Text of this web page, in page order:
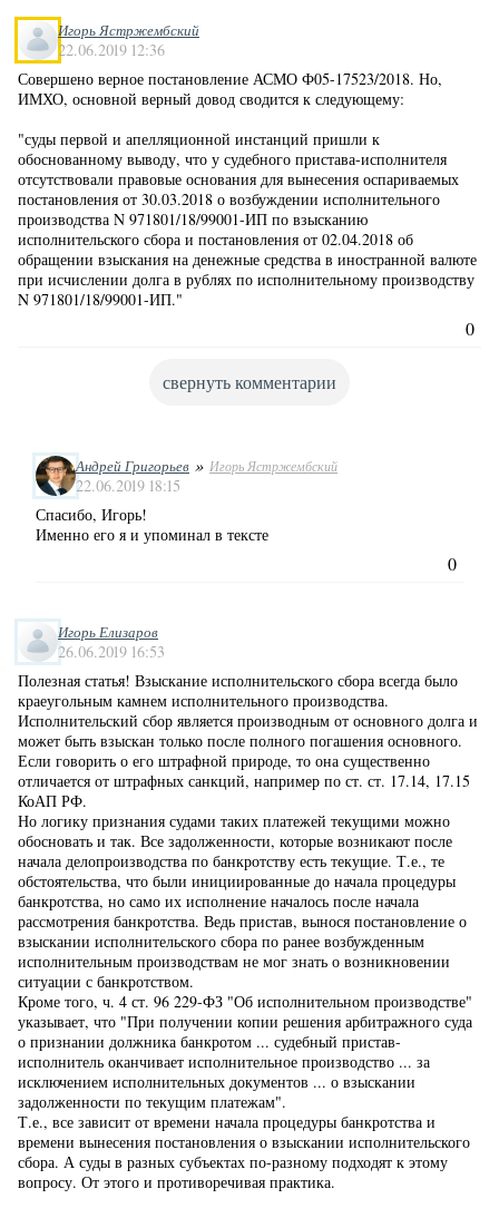
Игорь Ястржембский
22.06.2019 12:36
Совершено верное постановление АСМО Ф05-17523/2018. Но,
ИМХО, основной верный довод сводится к следующему:
"суды первой и апелляционной инстанций пришли к
обоснованному выводу, что у судебного пристава-исполнителя
отсутствовали правовые основания для вынесения оспариваемых
постановления от 30.03.2018 о возбуждении исполнительного
производства N 971801/18/99001-ИП по взысканию
исполнительского сбора и постановления от 02.04.2018 об
обращении взыскания на денежные средства в иностранной валюте
при исчислении долга в рублях по исполнительному производству
N 971801/18/99001-ИП."
0
свернуть комментарии
Андрей Григорьев » Игорь Ястржембский
22.06.2019 18:15
Спасибо, Игорь!
Именно его я и упоминал в тексте
0
Игорь Елизаров
26.06.2019 16:53
Полезная статья! Взыскание исполнительского сбора всегда было
краеугольным камнем исполнительного производства.
Исполнительский сбор является производным от основного долга и
может быть взыскан только после полного погашения основного.
Если говорить о его штрафной природе, то она существенно
отличается от штрафных санкций, например по ст. ст. 17.14, 17.15
КоАП РФ.
Но логику признания судами таких платежей текущими можно
обосновать и так. Все задолженности, которые возникают после
начала делопроизводства по банкротству есть текущие. Т.е., те
обстоятельства, что были инициированные до начала процедуры
банкротства, но само их исполнение началось после начала
рассмотрения банкротства. Ведь пристав, вынося постановление о
взыскании исполнительского сбора по ранее возбужденным
исполнительным производствам не мог знать о возникновении
ситуации с банкротством.
Кроме того, ч. 4 ст. 96 229-ФЗ "Об исполнительном производстве"
указывает, что "При получении копии решения арбитражного суда
о признании должника банкротом ... судебный пристав-
исполнитель оканчивает исполнительное производство ... за
исключением исполнительных документов ... о взыскании
задолженности по текущим платежам".
Т.е., все зависит от времени начала процедуры банкротства и
времени вынесения постановления о взыскании исполнительского
сбора. А суды в разных субъектах по-разному подходят к этому
вопросу. От этого и противоречивая практика.